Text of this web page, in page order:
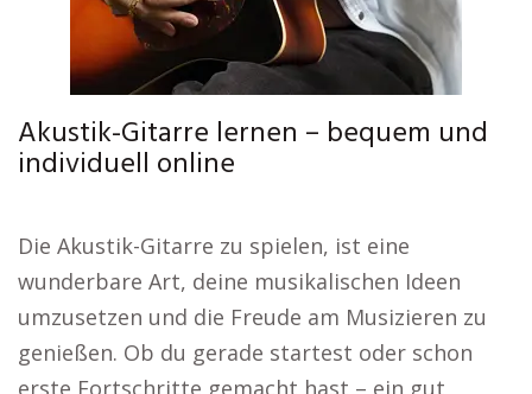
Akustik-Gitarre lernen – bequem und
individuell online
Die Akustik-Gitarre zu spielen, ist eine
wunderbare Art, deine musikalischen Ideen
umzusetzen und die Freude am Musizieren zu
genießen. Ob du gerade startest oder schon
erste Fortschritte gemacht hast – ein gut